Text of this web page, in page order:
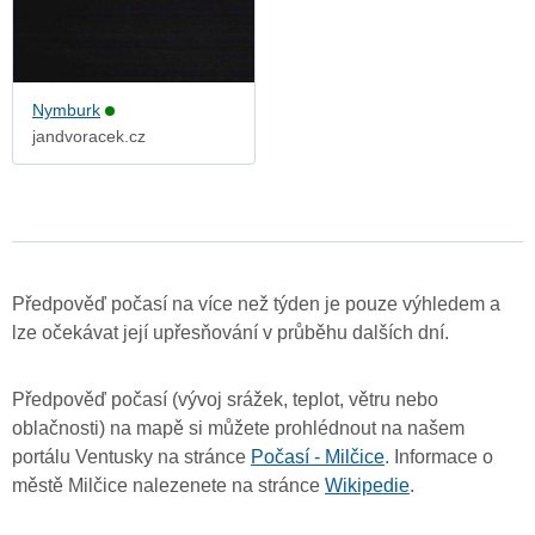
Nymburk
jandvoracek.cz
Předpověď počasí na více než týden je pouze výhledem a
lze očekávat její upřesňování v průběhu dalších dní.
Předpověď počasí (vývoj srážek, teplot, větru nebo
oblačnosti) na mapě si můžete prohlédnout na našem
portálu Ventusky na stránce Počasí - Milčice. Informace o
městě Milčice nalezenete na stránce Wikipedie.